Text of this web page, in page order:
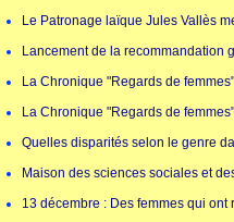
Le Patronage laïque Jules Vallès
Lancement de la recommandation
La Chronique "Regards de
La Chronique "Regards de
Quelles disparités selon le genre
Maison des sciences sociales et
13 décembre : Des femmes qui ont